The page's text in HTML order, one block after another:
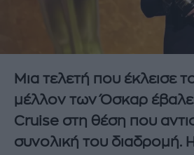
Μια τελετή που έκλεισε
μέλλον των Όσκαρ
Cruise στη θέση που
συνολική του διαδρομή.